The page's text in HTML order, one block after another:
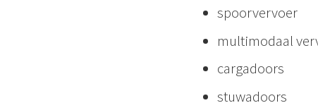
spoorvervoer
multimodaal
cargadoors
stuwadoors